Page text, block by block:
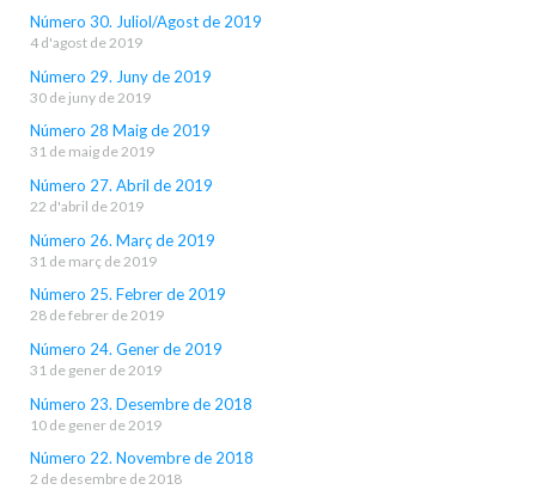
Número 30. Juliol/Agost de 2019
4 d'agost de 2019
Número 29. Juny de 2019
30 de juny de 2019
Número 28 Maig de 2019
31 de maig de 2019
Número 27. Abril de 2019
22 d'abril de 2019
Número 26. Març de 2019
31 de març de 2019
Número 25. Febrer de 2019
28 de febrer de 2019
Número 24. Gener de 2019
31 de gener de 2019
Número 23. Desembre de 2018
10 de gener de 2019
Número 22. Novembre de 2018
2 de desembre de 2018